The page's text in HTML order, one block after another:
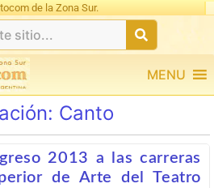
de la Zona Sur.
MENU
Canto
2013 a las carreras
de Arte del Teatro